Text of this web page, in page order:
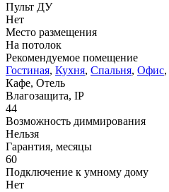
Пульт ДУ
Нет
Место размещения
На потолок
Рекомендуемое помещение
Гостиная, Кухня, Спальня, Офис,
Кафе, Отель
Влагозащита, IP
44
Возможность диммирования
Нельзя
Гарантия, месяцы
60
Подключение к умному дому
Нет